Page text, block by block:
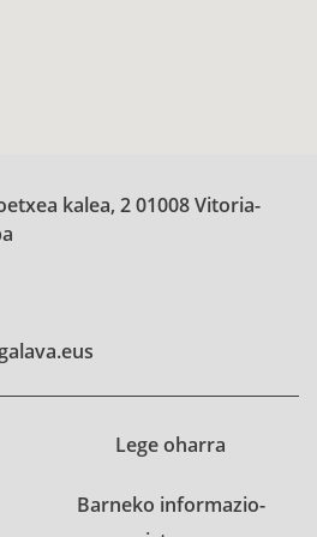
kalea, 2 01008 Vitoria-
Lege oharra
Barneko informazio-